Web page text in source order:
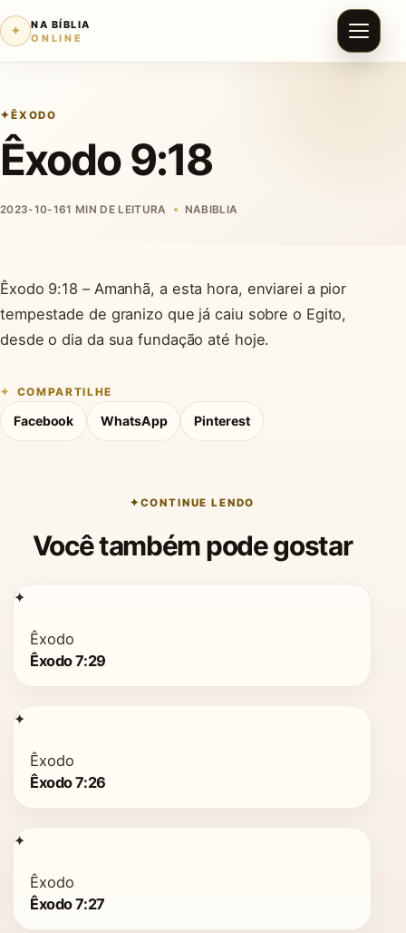
✦
NA BÍBLIA
ONLINE
ÊXODO
Êxodo 9:18
2023-10-161 MIN DE LEITURA NABIBLIA
Êxodo 9:18 – Amanhã, a esta hora, enviarei a pior
tempestade de granizo que já caiu sobre o Egito,
desde o dia da sua fundação até hoje.
COMPARTILHE
Facebook WhatsApp Pinterest
CONTINUE LENDO
Você também pode gostar
✦
Êxodo
Êxodo 7:29
✦
Êxodo
Êxodo 7:26
✦
Êxodo
Êxodo 7:27